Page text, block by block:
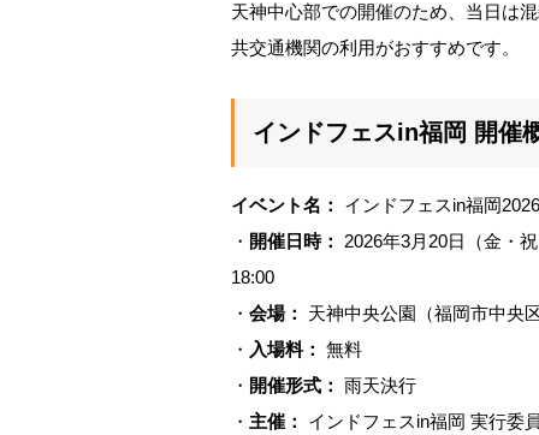
天神中心部での開催のため、当日は
共交通機関の利用がおすすめです。
インドフェスin福岡 開催
イベント名：
インドフェスin福岡2026
・ 開催日時：
2026年3月20日（金・
18:00
・ 会場：
天神中央公園（福岡市中央
・ 入場料： 無料
・ 開催形式： 雨天決行
・ 主催： インドフェスin福岡 実行委